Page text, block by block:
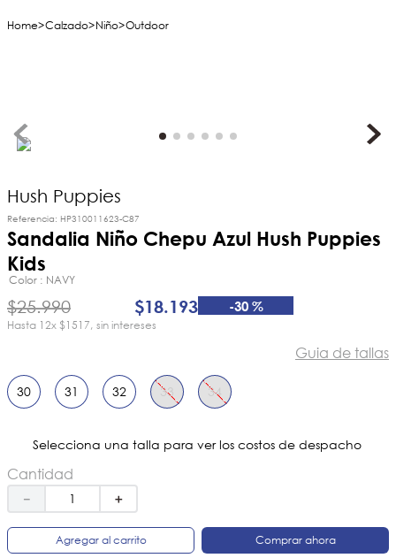
Calzado Niño Outdoor
Hush Puppies
Referencia: HP310011623-C87
Sandalia Niño Chepu Azul Hush Puppies
Kids
Color NAVY
$25.990 $18.193 -30 %
12x$1517 sin intereses
Guia de tallas
30 31 32 33 34
Selecciona una talla para ver los costos de despacho
Cantidad
＋
－
Agregar al carrito Comprar ahora